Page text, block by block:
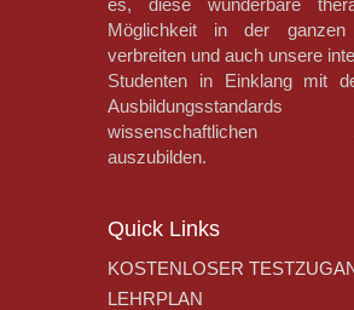
es, diese wunderbare
Möglichkeit in der
verbreiten und auch unsere
Studenten in Einklang mit
wissenschaftlichen
auszubilden.
Quick Links
KOSTENLOSER
LEHRPLAN